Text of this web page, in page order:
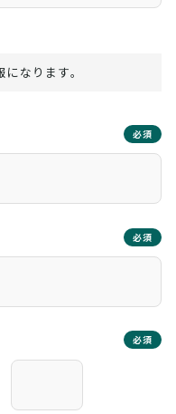
なります。
必須
必須
必須